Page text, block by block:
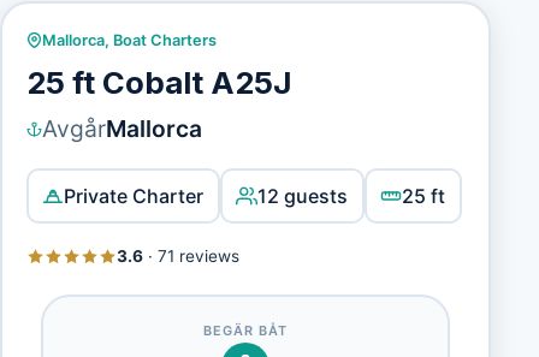
Mallorca, Boat Charters
25 ft Cobalt A25J
AvgårMallorca
Private Charter 12 guests 25 ft
3.6· 71 reviews
BEGÄR BÅT